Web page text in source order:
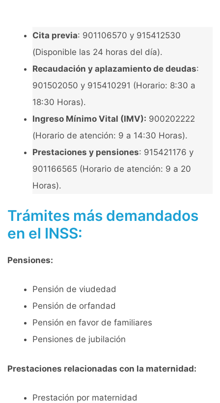
Cita previa: 901106570 y 915412530
(Disponible las 24 horas del día).
Recaudación y aplazamiento de deudas:
901502050 y 915410291 (Horario: 8:30 a
18:30 Horas).
Ingreso Mínimo Vital (IMV): 900202222
(Horario de atención: 9 a 14:30 Horas).
Prestaciones y pensiones: 915421176 y
901166565 (Horario de atención: 9 a 20
Horas).
Trámites más demandados
en el INSS:
Pensiones:
Pensión de viudedad
Pensión de orfandad
Pensión en favor de familiares
Pensiones de jubilación
Prestaciones relacionadas con la maternidad:
Prestación por maternidad